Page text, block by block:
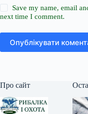
Save my name, email
next time I comment.
Опублікувати
Про сайт